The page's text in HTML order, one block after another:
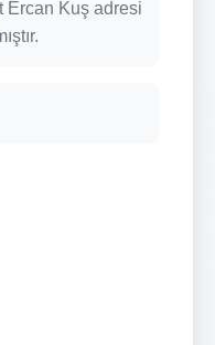
Ercan Kuş adresi